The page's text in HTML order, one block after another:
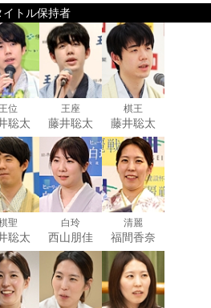
イトル保持者
王位
聡太
王座
藤井聡太
棋王
藤井聡太
聖
聡太
白玲
西山朋佳
清麗
福間香奈